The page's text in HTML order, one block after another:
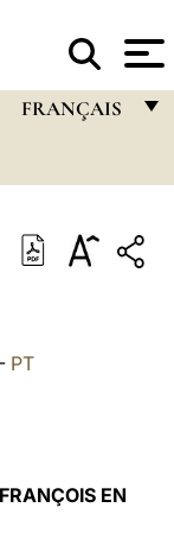
FRANÇAIS
ITALIANO
- PT
EN